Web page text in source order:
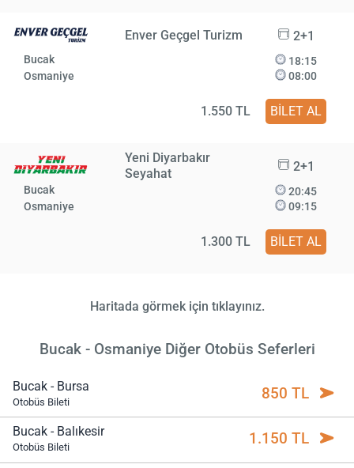
Enver Geçgel Turizm 2+1
Bucak
Osmaniye
18:15
08:00
1.550 TL BİLET AL
Yeni Diyarbakır
Seyahat
2+1
Bucak
Osmaniye
20:45
09:15
1.300 TL BİLET AL
Haritada görmek için tıklayınız.
Bucak - Osmaniye Diğer Otobüs Seferleri
Bucak - Bursa
Otobüs Bileti 850 TL
Bucak - Balıkesir
Otobüs Bileti 1.150 TL